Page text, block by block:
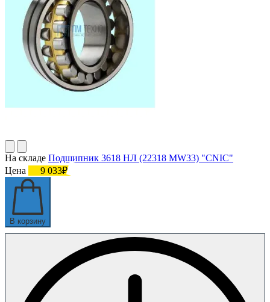
На складе Подшипник 3618 НЛ (22318 MW33) "СNIC"
Цена
9 033₽
В корзину